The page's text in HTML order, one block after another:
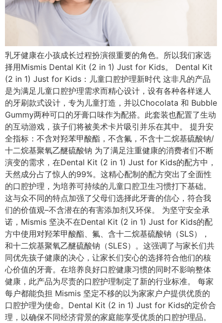
乳牙健康在小孩成长过程扮演很重要的角色。所以我们家选
择用Mismis Dental Kit (2 in 1) Just for Kids。 Dental Kit
(2 in 1) Just for Kids：儿童口腔护理新时代 这非凡的产品
是为满足儿童口腔护理需求而精心设计，设有各种各样迷人
的牙刷款式设计，专为儿童打造，并以Chocolata 和 Bubble
Gummy两种可口的牙膏口味作为配搭。此套装也配置了生动
的互动游戏，孩子们将被美术卡片吸引并乐在其中。 提升安
全指标：不含对羟苯甲酸酯，不含氟，不含十二烷基硫酸钠/
十二烷基聚氧乙醚硫酸钠 为了满足注重健康的消费者们不断
演变的需求，在Dental Kit (2 in 1) Just for Kids的配方中，
天然成分占了惊人的99%。这精心配制的配方突出了全面性
的口腔护理，为培养可持续的儿童口腔卫生习惯打下基础。
这与众不同的特点加强了父母们选择此牙膏的信心，符合我
们的价值观–不含潜在的有害添加剂又环保。 为坚守安全承
诺，Mismis 坚决不在Dental Kit (2 in 1) Just for Kids的配
方中使用对羟苯甲酸酯、氟、含十二烷基硫酸钠（SLS），
和十二烷基聚氧乙醚硫酸钠（SLES）。这强调了与家长们共
同优先孩子健康的决心，让家长们安心的选择符合他们的核
心价值的牙膏。在培养良好口腔健康习惯的同时不影响整体
健康，此产品为尽责的口腔护理制定了新的行业标准。 每家
每户都能负担 Mismis 坚定不移的以为家家户户提供优质的
口腔护理为使命。Dental Kit (2 in 1) Just for Kids的定价合
理，以确保不同经济背景的家庭能享受优质的口腔护理品。